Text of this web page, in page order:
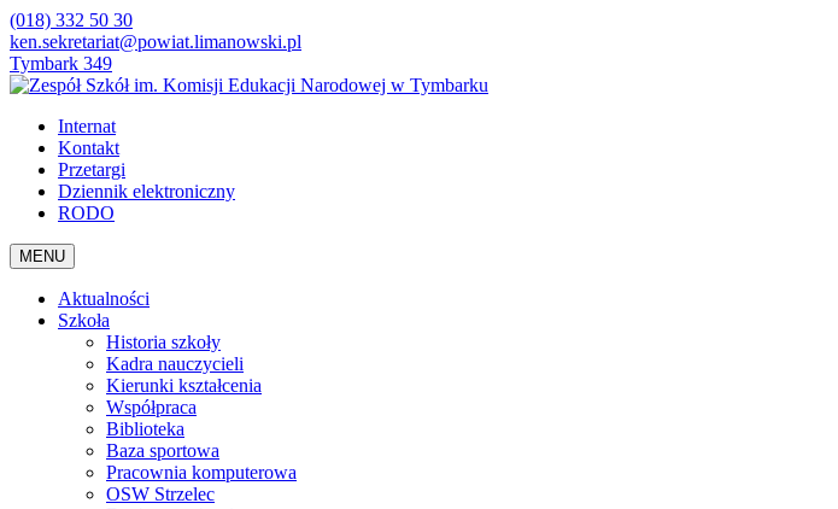
(018) 332 50 30
ken.sekretariat@powiat.limanowski.pl
Tymbark 349
Internat
Kontakt
Przetargi
Dziennik elektroniczny
RODO
MENU
Aktualności
Szkoła
Historia szkoły
Kadra nauczycieli
Kierunki kształcenia
Współpraca
Biblioteka
Baza sportowa
Pracownia komputerowa
OSW Strzelec